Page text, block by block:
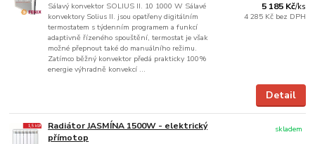
Sálavý konvektor SOLIUS II. 10 1000 W Sálavé
konvektory Solius II. jsou opatřeny digitálním
termostatem s týdenním programem a funkcí
adaptivně řízeného spouštění, termostat je však
možné přepnout také do manuálního režimu.
Zatímco běžný konvektor předá prakticky 100%
energie výhradně konvekcí ...
5 185 Kč/ks
4 285 Kč bez DPH
Detail
Radiátor JASMÍNA 1500W - elektrický
přímotop
skladem